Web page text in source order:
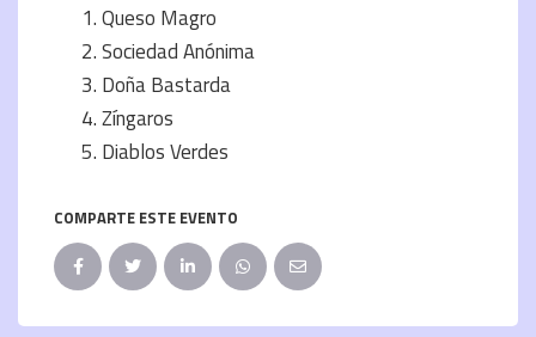
Queso Magro
Sociedad Anónima
Doña Bastarda
Zíngaros
Diablos Verdes
COMPARTE ESTE EVENTO